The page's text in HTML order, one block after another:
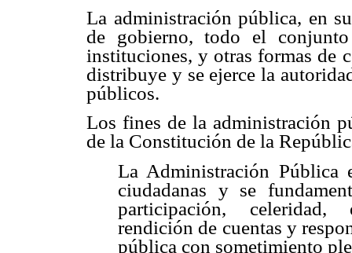
La administración pública, en
de gobierno, todo el conjunto
instituciones, y otras formas de
distribuye y se ejerce la
públicos.
Los fines de la administración
de la Constitución de la
La Administración
ciudadanas y se
participación, celeridad,
rendición de cuentas y
pública con sometimiento